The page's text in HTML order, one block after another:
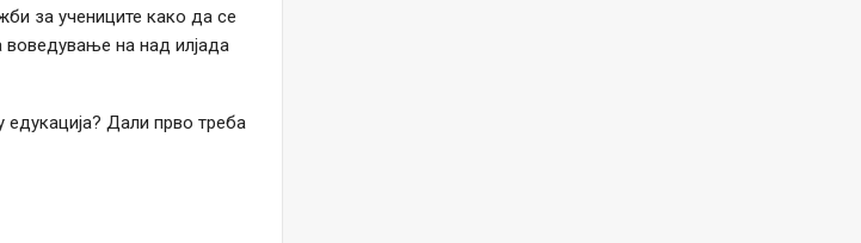
за учениците како да се
воведување на над илјада
Дали прво треба